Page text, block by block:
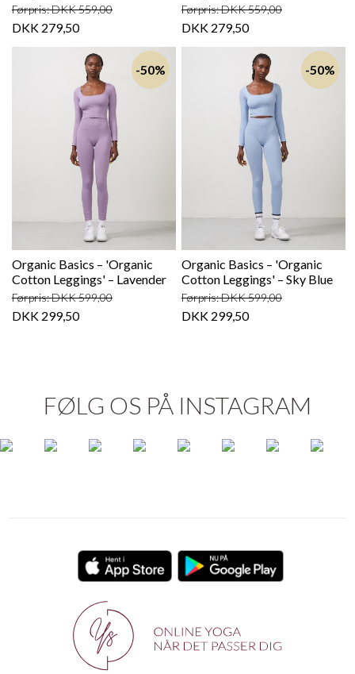
Førpris: DKK 559,00
DKK 279,50
Førpris: DKK 559,00
DKK 279,50
-50%
Organic Basics – 'Organic
Cotton Leggings' – Lavender
Førpris: DKK 599,00
DKK 299,50
-50%
Organic Basics – 'Organic
Cotton Leggings' – Sky Blue
Førpris: DKK 599,00
DKK 299,50
FØLG OS PÅ INSTAGRAM